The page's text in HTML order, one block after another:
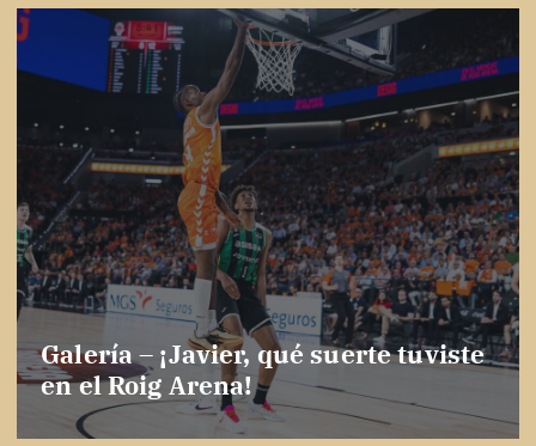
Galería – ¡Javier, qué suerte tuviste
en el Roig Arena!